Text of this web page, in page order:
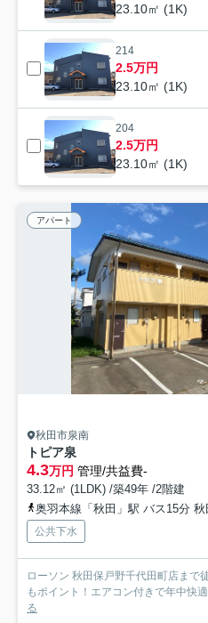
23.10㎡ (1K)
214
2.5万円
23.10㎡ (1K)
204
2.5万円
23.10㎡ (1K)
アパート
秋田市泉南
トピア泉
4.3万円 管理/共益費-
33.12㎡ (1LDK) /築49年 /2階建
奥羽本線「秋田」駅 バス15分 秋田
公共下水
ローソン 秋田保戸野千代田町店まで
もポイント！エアコン付きで年中快
る